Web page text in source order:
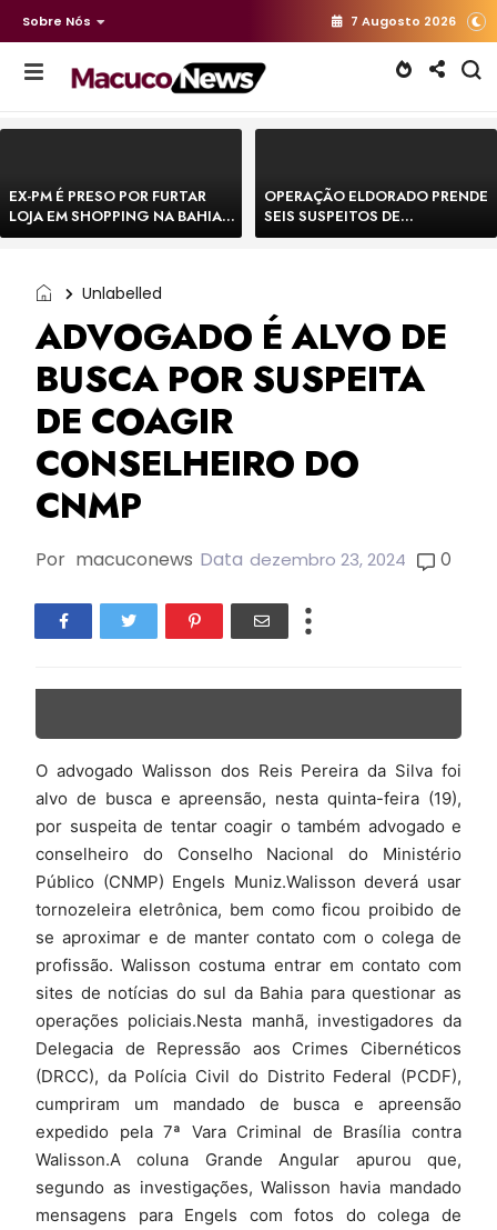
Sobre Nós 7 Augosto 2026
EX-PM É PRESO POR FURTAR
LOJA EM SHOPPING NA BAHIA E
ESCAPA CORRENDO DE
OPERAÇÃO ELDORADO PRENDE
SEIS SUSPEITOS DE
MOVIMENTAR R$ 25 MILHÕES
Unlabelled
ADVOGADO É ALVO DE
BUSCA POR SUSPEITA
DE COAGIR
CONSELHEIRO DO
CNMP
Por macuconews Data dezembro 23, 2024 0
O advogado Walisson dos Reis Pereira da Silva foi
alvo de busca e apreensão, nesta quinta-feira (19),
por suspeita de tentar coagir o também advogado e
conselheiro do Conselho Nacional do Ministério
Público (CNMP) Engels Muniz.Walisson deverá usar
tornozeleira eletrônica, bem como ficou proibido de
se aproximar e de manter contato com o colega de
profissão. Walisson costuma entrar em contato com
sites de notícias do sul da Bahia para questionar as
operações policiais.Nesta manhã, investigadores da
Delegacia de Repressão aos Crimes Cibernéticos
(DRCC), da Polícia Civil do Distrito Federal (PCDF),
cumpriram um mandado de busca e apreensão
expedido pela 7ª Vara Criminal de Brasília contra
Walisson.A coluna Grande Angular apurou que,
segundo as investigações, Walisson havia mandado
mensagens para Engels com fotos do colega de